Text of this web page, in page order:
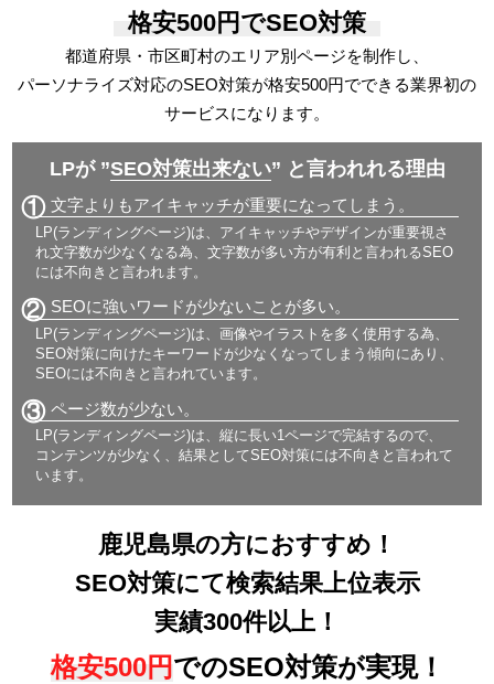
格安500円でSEO対策
都道府県・市区町村のエリア別ページを制作し、
パーソナライズ対応のSEO対策が格安500円でできる業界初の
サービスになります。
LPが ”SEO対策出来ない” と言われれる理由
① 文字よりもアイキャッチが重要になってしまう。
LP(ランディングページ)は、アイキャッチやデザインが重要視さ
れ文字数が少なくなる為、文字数が多い方が有利と言われるSEO
には不向きと言われます。
② SEOに強いワードが少ないことが多い。
LP(ランディングページ)は、画像やイラストを多く使用する為、
SEO対策に向けたキーワードが少なくなってしまう傾向にあり、
SEOには不向きと言われています。
③ ページ数が少ない。
LP(ランディングページ)は、縦に長い1ページで完結するので、
コンテンツが少なく、結果としてSEO対策には不向きと言われて
います。
鹿児島県の方におすすめ！
SEO対策にて検索結果上位表示
実績300件以上！
格安500円でのSEO対策が実現！